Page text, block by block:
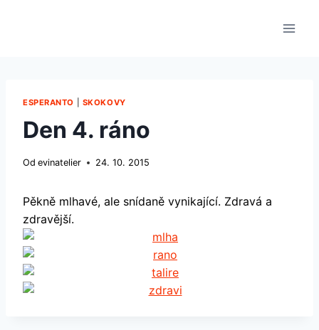
ESPERANTO SKOKOVY
Den 4. ráno
Od evinatelier 24. 10. 2015
Pěkně mlhavé, ale snídaně vynikající. Zdravá a
zdravější.